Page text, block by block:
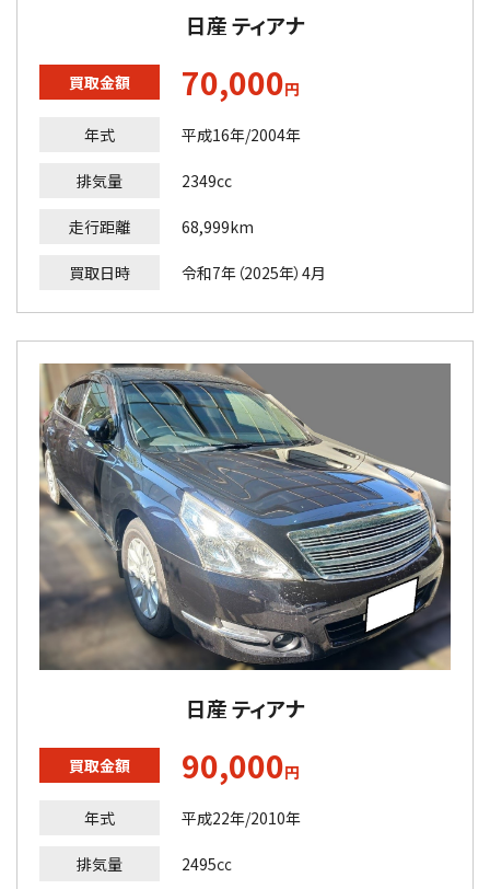
日産 ティアナ
買取金額 70,000円
年式 平成16年/2004年
排気量 2349cc
走行距離 68,999km
買取日時 令和7年（2025年）4月
日産 ティアナ
買取金額 90,000円
年式 平成22年/2010年
排気量 2495㏄